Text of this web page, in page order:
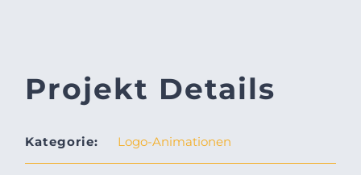
Projekt Details
Kategorie: Logo-Animationen